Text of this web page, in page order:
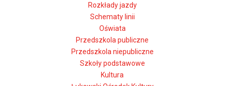
Rozkłady jazdy
Schematy linii
Oświata
Przedszkola publiczne
Przedszkola niepubliczne
Szkoły podstawowe
Kultura